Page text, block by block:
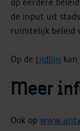
op eerdere
de input uit
ruimtelijk beleid
Op de tijdlijn
Meer
Ook op